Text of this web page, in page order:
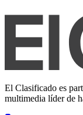
El Clasificado es
multimedia líder de